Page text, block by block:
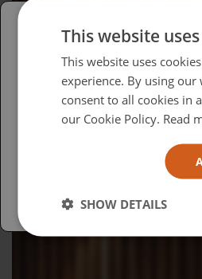
Please select your
British
USA
This website
This website uses
experience. By using our
consent to all cookies in
our Cookie Policy. Read
SHOW DETAILS